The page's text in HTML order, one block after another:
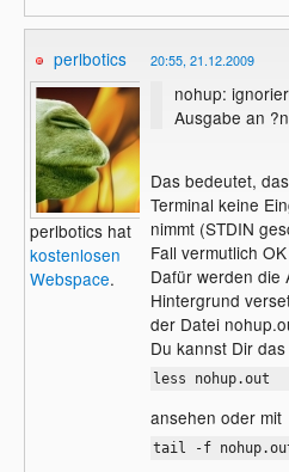
perlbotics
perlbotics hat
kostenlosen
Webspace.
20:55, 21.12.2009
nohup:
Ausgabe an
Das bedeutet,
Terminal keine
nimmt (STDIN
Fall vermutlich
Dafür werden die
Hintergrund
der Datei
Du kannst Dir
less nohup.out
ansehen oder mit
tail -f